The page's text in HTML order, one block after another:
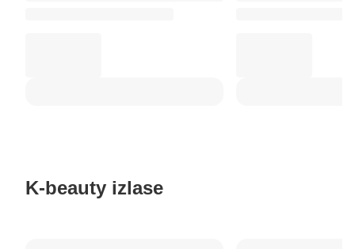
K-beauty izlase